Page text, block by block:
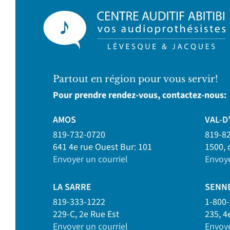
Partout en région pour vous servir!
Pour prendre rendez-vous, contactez-nous:
AMOS
819-732-0720
641 4e rue Ouest Bur: 101
Envoyer un courriel
VAL-
819-
1500,
LA SARRE
819-333-1222
229-C, 2e Rue Est
Envoyer un courriel
1-
235,